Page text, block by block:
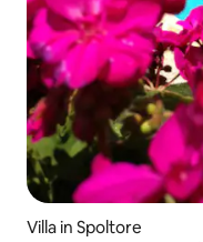
Villa in Spoltore